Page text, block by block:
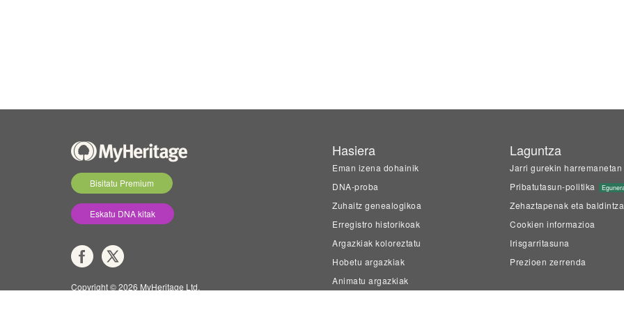
Bisitatu Premium
Eskatu DNA kitak
Copyright © 2026 MyHeritage Ltd.
Hasiera
Eman izena dohainik
DNA-proba
Zuhaitz genealogikoa
Erregistro historikoak
Argazkiak koloreztatu
Hobetu argazkiak
Animatu argazkiak
Laguntza
Jarri gurekin harremanetan
Pribatutasun-politika
Zehaztapenak eta
Cookien informazioa
Irisgarritasuna
Prezioen zerrenda